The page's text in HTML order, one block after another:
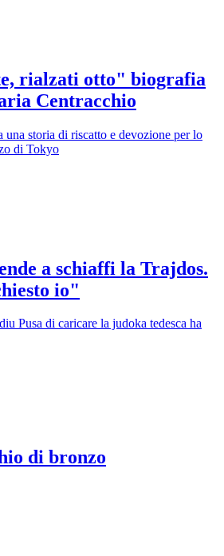
rialzati otto" biografia
Centracchio
storia di riscatto e devozione per lo
di Tokyo
a schiaffi la Trajdos.
io"
Pusa di caricare la judoka tedesca ha
di bronzo